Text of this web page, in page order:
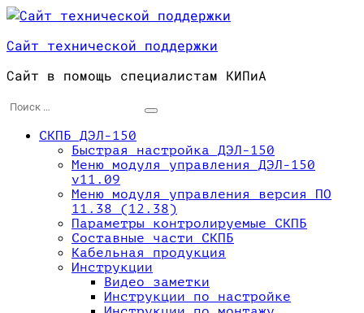
Перейти
содержимому
Сайт технической поддержки
Сайт в помощь специалистам КИПиА
Поиск
СКПБ ДЭЛ-150
Быстрая настройка ДЭЛ-150
Меню модуля управления ДЭЛ-150
v11.09
Меню модуля управления версия ПО
11.38 (12.38)
Параметры контролируемые СКПБ
Составные части СКПБ
Кабельная продукция
Инструкции
Видео заметки
Инструкции по настройке